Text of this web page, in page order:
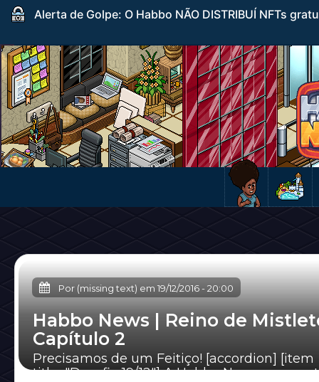
Alerta de Golpe: O Habbo NÃO DISTRIBUÍ NFTs
Por (missing text) em19/12/2016-20:00
Habbo News | Reino de
Capítulo 2
Precisamos de um Feitiço! [accordion] [item
title="Desafio 19/12"] A Habbo News